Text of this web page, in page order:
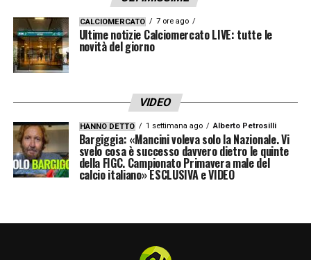
CALCIOMERCATO 7 ore ago
Ultime notizie Calciomercato LIVE: tutte le
novità del giorno
VIDEO
HANNO DETTO 1 settimana ago Alberto Petrosilli
Bargiggia: «Mancini voleva solo la Nazionale. Vi
svelo cosa è successo davvero dietro le quinte
della FIGC. Campionato Primavera male del
calcio italiano» ESCLUSIVA e VIDEO